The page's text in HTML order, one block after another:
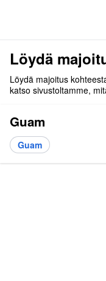
Löydä
Löydä majoitus
katso sivustoltamme,
Guam
Guam